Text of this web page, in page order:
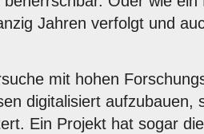
Jahren verfolgt und
mit hohen
digitalisiert aufzubauen,
Ein Projekt hat sogar